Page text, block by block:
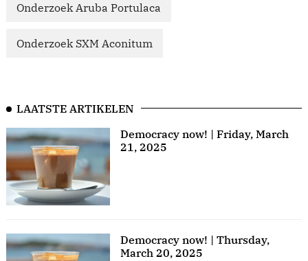
Onderzoek Aruba Portulaca
Onderzoek SXM Aconitum
LAATSTE ARTIKELEN
Democracy now! | Friday, March
21, 2025
Democracy now! | Thursday,
March 20, 2025